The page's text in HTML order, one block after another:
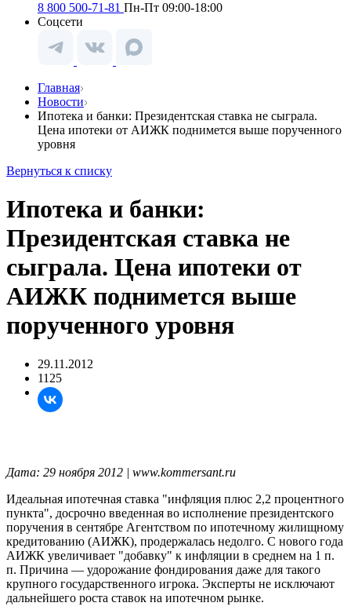
8 800 500-71-81 Пн-Пт 09:00-18:00
Соцсети
Главная
Новости
Ипотека и банки: Президентская ставка не сыграла.
Цена ипотеки от АИЖК поднимется выше порученного
уровня
Вернуться к списку
Ипотека и банки:
Президентская ставка не
сыграла. Цена ипотеки от
АИЖК поднимется выше
порученного уровня
29.11.2012
1125
Дата: 29 ноября 2012 | www.kommersant.ru
Идеальная ипотечная ставка "инфляция плюс 2,2 процентного
пункта", досрочно введенная во исполнение президентского
поручения в сентябре Агентством по ипотечному жилищному
кредитованию (АИЖК), продержалась недолго. С нового года
АИЖК увеличивает "добавку" к инфляции в среднем на 1 п.
п. Причина — удорожание фондирования даже для такого
крупного государственного игрока. Эксперты не исключают
дальнейшего роста ставок на ипотечном рынке.